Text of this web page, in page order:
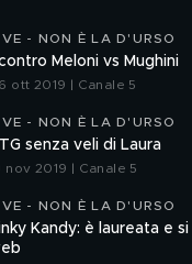
- NON È LA D'URSO
Meloni vs Mughini
ott 2019 | Canale 5
- NON È LA D'URSO
TG senza veli di Laura
nov 2019 | Canale 5
- NON È LA D'URSO
Kandy: è laureata e si